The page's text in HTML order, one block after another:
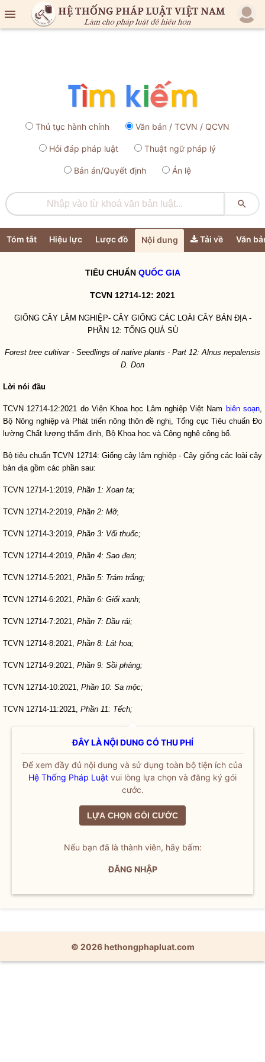

Thủ tục hành chính Văn bản / TCVN / QCVN
Hỏi đáp pháp luật Thuật ngữ pháp lý
Bản án/Quyết định Án lệ

Tóm tắt Hiệu lực Lược đồ Nội dung Tải về Văn
TIÊU CHUẨN QUỐC GIA
TCVN 12714-12: 2021
GIỐNG CÂY LÂM NGHIỆP- CÂY GIỐNG CÁC LOÀI CÂY BẢN ĐỊA -
PHẦN 12: TỐNG QUÁ SỦ
Forest tree cultivar - Seedlings of native plants - Part 12: Alnus nepalensis
D. Don
Lời nói đầu
TCVN 12714-12:2021 do Viện Khoa học Lâm nghiệp Việt Nam biên soạn,
Bộ Nông nghiệp và Phát triển nông thôn đề nghị, Tổng cục Tiêu chuẩn Đo
lường Chất lượng thẩm định, Bộ Khoa học và Công nghệ công bố.
Bộ tiêu chuẩn TCVN 12714: Giống cây lâm nghiệp - Cây giống các loài cây
bản địa gồm các phần sau:
TCVN 12714-1:2019, Phần 1: Xoan ta;
TCVN 12714-2:2019, Phần 2: Mỡ,
TCVN 12714-3:2019, Phần 3: Vối thuốc;
TCVN 12714-4:2019, Phần 4: Sao đen;
TCVN 12714-5:2021, Phần 5: Trám trắng;
TCVN 12714-6:2021, Phần 6: Giổi xanh;
TCVN 12714-7:2021, Phần 7: Dầu rái;
TCVN 12714-8:2021, Phần 8: Lát hoa;
TCVN 12714-9:2021, Phần 9: Sồi phảng;
TCVN 12714-10:2021, Phần 10: Sa mộc;
TCVN 12714-11:2021, Phần 11: Tếch;
ĐÂY LÀ NỘI DUNG CÓ THU PHÍ
Để xem đầy đủ nội dung và sử dụng toàn bộ tiện ích của
Hệ Thống Pháp Luật vui lòng lựa chọn và đăng ký gói
cước.
LỰA CHỌN GÓI CƯỚC
Nếu bạn đã là thành viên, hãy bấm:
ĐĂNG NHẬP
© 2026 hethongphapluat.com